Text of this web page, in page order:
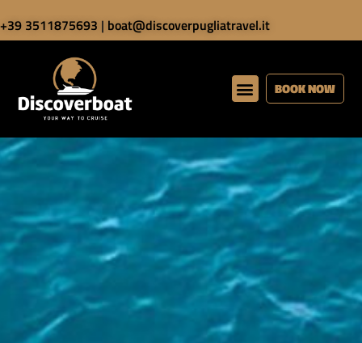
+39 3511875693 | boat@discoverpugliatravel.it
BOOK NOW